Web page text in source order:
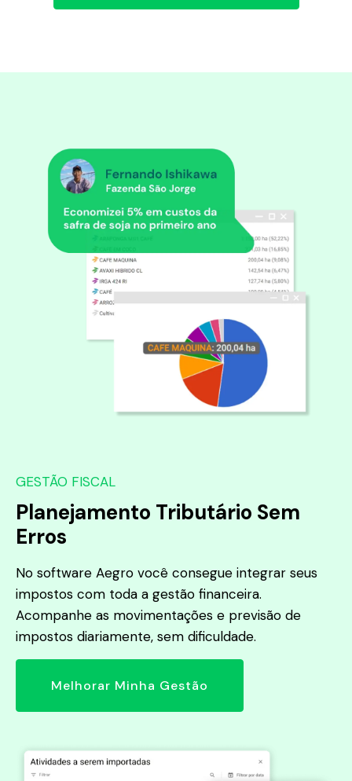
GESTÃO FISCAL
Planejamento Tributário Sem
Erros
No software Aegro você consegue integrar seus
impostos com toda a gestão financeira.
Acompanhe as movimentações e previsão de
impostos diariamente, sem dificuldade.
Melhorar Minha Gestão